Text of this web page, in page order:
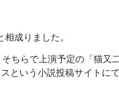
成りました。
ちらで上演予定の「猫又
という小説投稿サイトに